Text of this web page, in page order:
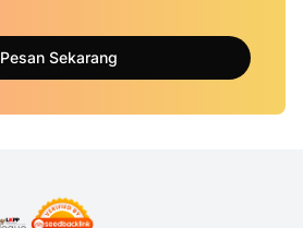
Pesan Sekarang